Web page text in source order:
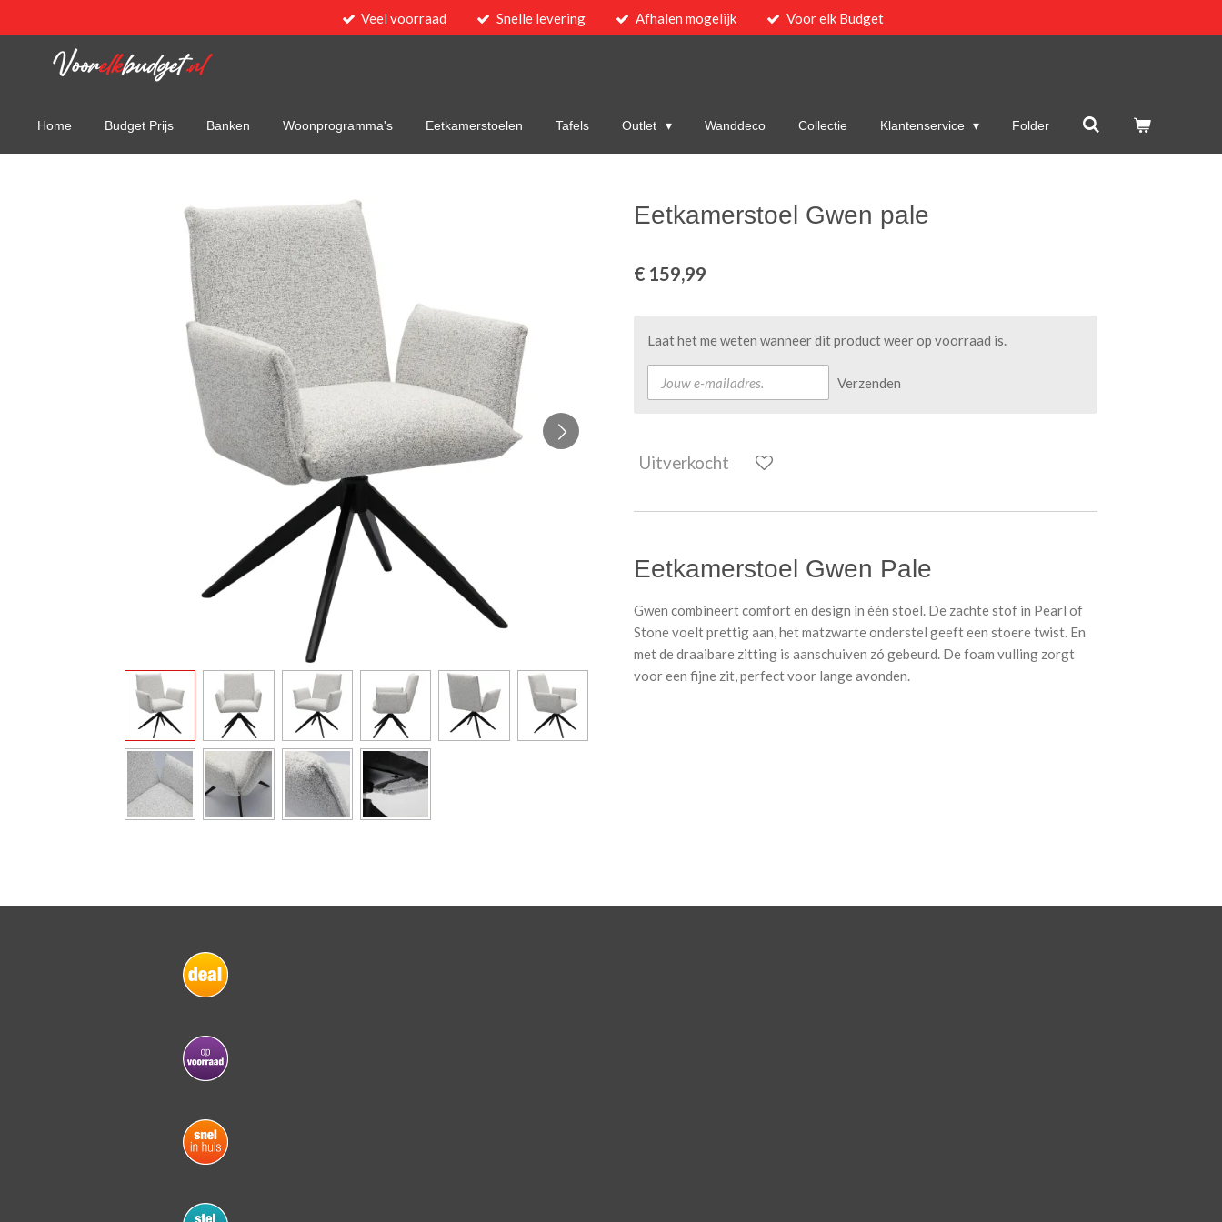
direct
Veel voorraad Snelle levering Afhalen mogelijk Voor elk Budget
Home Budget Prijs Banken Woonprogramma's Eetkamerstoelen Tafels Outlet Wanddeco Collectie Klantenservice Folder
Eetkamerstoel Gwen pale
€ 159,99
Laat het me weten wanneer dit product weer op voorraad is.
Verzenden
Uitverkocht
Eetkamerstoel Gwen Pale
Gwen combineert comfort en design in één stoel. De zachte stof in Pearl of
Stone voelt prettig aan, het matzwarte onderstel geeft een stoere twist. En
met de draaibare zitting is aanschuiven zó gebeurd. De foam vulling zorgt
voor een fijne zit, perfect voor lange avonden.